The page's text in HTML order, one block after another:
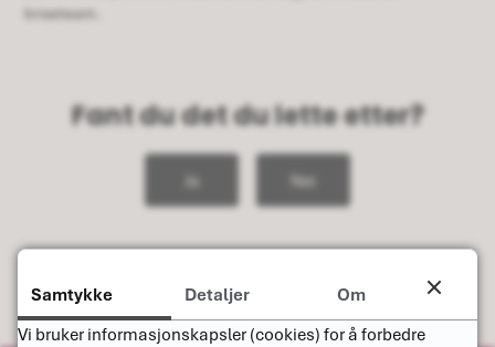
kriseteam.
Fant du det du lette etter?
Ja Nei
Samtykke Detaljer
Om
Vi bruker informasjonskapsler (cookies) for å forbedre